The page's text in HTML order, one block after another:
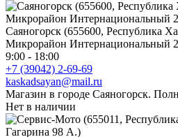
Саяногорск (655600, Республика
Микрорайон Интернациональный
9:00 - 18:00
+7 (39042) 2-69-69
kaskadsayan@mail.ru
Магазин в городе Саяногорск.
Нет в наличии